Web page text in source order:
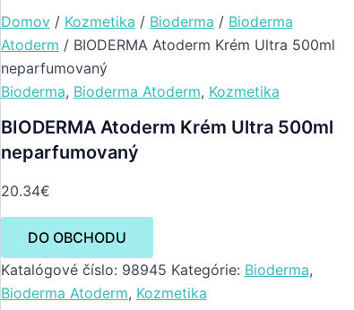
Domov/ Kozmetika / Bioderma / Bioderma
Atoderm / BIODERMA Atoderm Krém Ultra 500ml
neparfumovaný
Bioderma, Bioderma Atoderm, Kozmetika
BIODERMA Atoderm Krém Ultra 500ml
neparfumovaný
20.34€
DO OBCHODU
Katalógové číslo: 98945 Kategórie: Bioderma,
Bioderma Atoderm, Kozmetika